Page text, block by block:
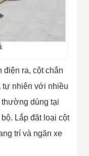
Nén
Máy Kiểm Tra
Vết Nứt Sản
Phẩm
Máy Kiểm Tra
Bo Mạch Điện
Súng Bắn
Flycam
Robot Tự Hành
điện ra, cột chắn
tự nhiên với nhiều
dùng tại
Lắp đặt loại cột
trí và ngăn xe